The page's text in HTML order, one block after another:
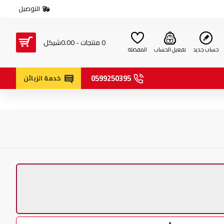
التوصيل
حساب جديد تفعيل الحساب المفضلة
0 منتجات - 0.00شيكل
0599250395
خدمة الزبائن